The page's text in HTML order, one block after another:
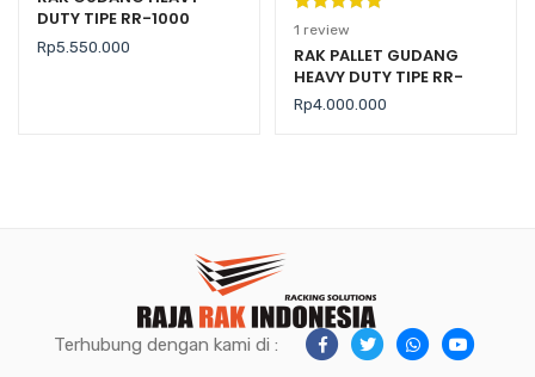
DUTY TIPE RR-1000
Rp5.550.000
Peringkat
5.00dari 5
berdasarka
n
1
penilaian
1 review
RAK PALLET GUDANG
HEAVY DUTY TIPE RR-
2000 KAPASITAS 2 TON /
LEVEL
Rp4.000.000
Terhubung dengan kami di :